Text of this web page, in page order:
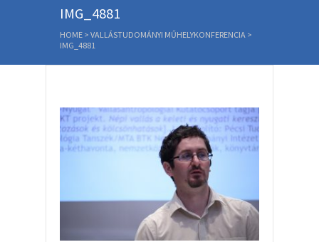
IMG_4881
HOME > VALLÁSTUDOMÁNYI MŰHELYKONFERENCIA >
IMG_4881